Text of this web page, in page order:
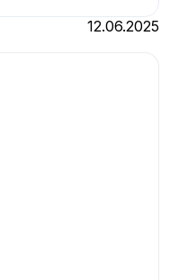
12.06.2025